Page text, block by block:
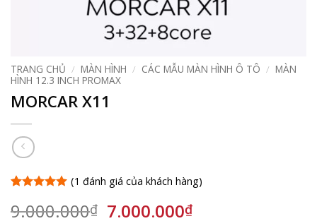
TRANG CHỦ / MÀN HÌNH / CÁC MẪU MÀN HÌNH Ô TÔ / MÀN
HÌNH 12.3 INCH PROMAX
MORCAR X11
dựa trên
(1 đánh giá của khách hàng)
9.000.000₫ Giá
7.000.000₫Giá